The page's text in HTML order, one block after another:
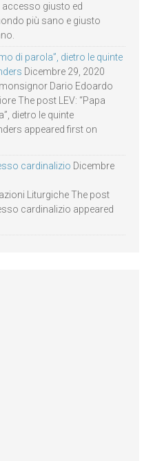
giusto ed
più sano e giusto
di parola”, dietro le quinte
Dicembre 29, 2020
Dario Edoardo
The post LEV: “Papa
dietro le quinte
appeared first on
cardinalizio Dicembre
Liturgiche The post
cardinalizio appeared